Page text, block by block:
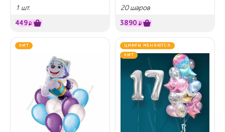
1 шт.
449₽
20 шаров
3890 ₽
ХИТ ЦИФРЫ МЕНЯЮТСЯ
ХИТ